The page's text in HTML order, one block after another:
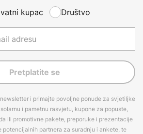
kupac Društvo
Pretplatite se
i primajte povoljne ponude za svjetiljke
i pametnu rasvjetu, kupone za popuste,
ili promotivne pakete, preporuke i prezentacije
potencijalnih partnera za suradnju i ankete, te